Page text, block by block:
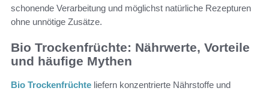
schonende Verarbeitung und möglichst natürliche Rezepturen
ohne unnötige Zusätze.
Bio Trockenfrüchte: Nährwerte, Vorteile
und häufige Mythen
Bio Trockenfrüchte liefern konzentrierte Nährstoffe und